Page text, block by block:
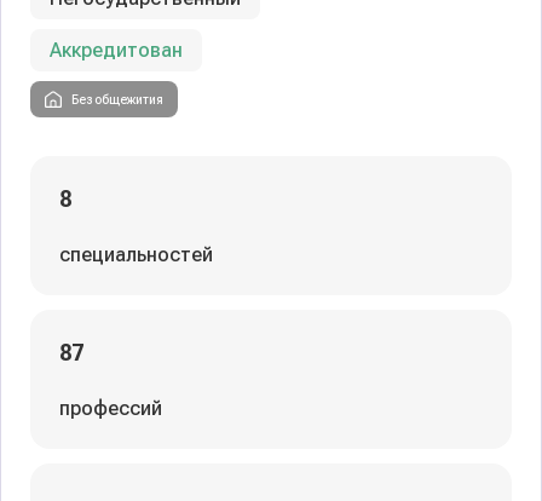
Аккредитован
Без общежития
8
специальностей
87
профессий